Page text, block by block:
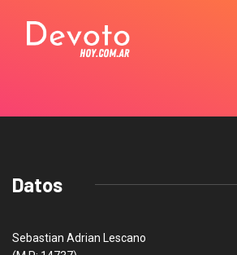
Datos
Sebastian Adrian Lescano